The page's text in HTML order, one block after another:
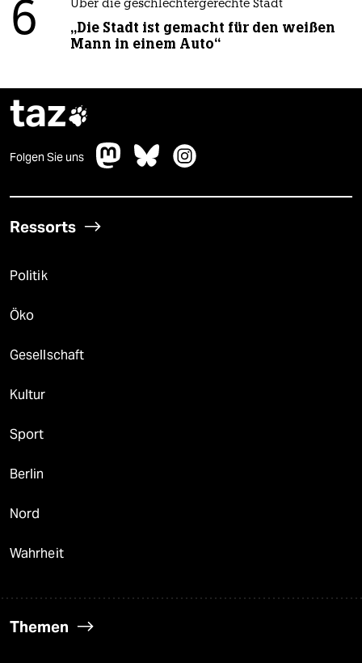
6 Über die geschlechtergerechte Stadt
„Die Stadt ist gemacht für den weißen
Mann in einem Auto“
taz
Folgen Sie uns
Ressorts
Politik
Öko
Gesellschaft
Kultur
Sport
Berlin
Nord
Wahrheit
Themen